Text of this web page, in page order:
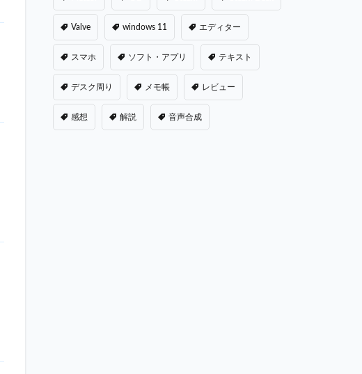
Valve windows 11 エディター
スマホ ソフト・アプリ テキスト
デスク周り メモ帳 レビュー
感想 解説 音声合成